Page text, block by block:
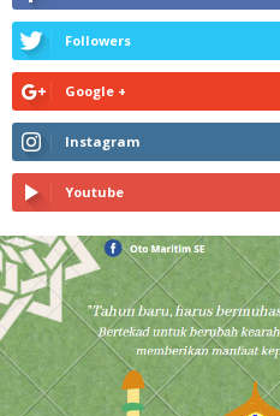
Followers
Google +
Instagram
Youtube